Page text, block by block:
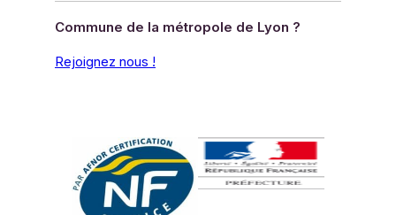
Commune de la métropole de Lyon ?
Rejoignez nous !